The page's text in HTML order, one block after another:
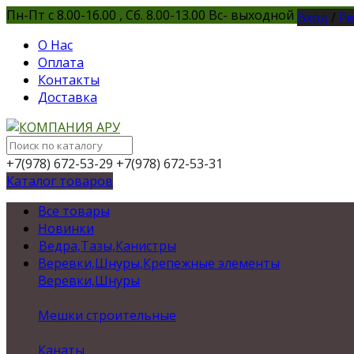
Пн-Пт с 8.00-16.00 , Сб. 8.00-13.00 Вс- выходной Вход /
О Нас
Оплата
Контакты
Доставка
+7(978) 672-53-29 +7(978) 672-53-31
Каталог товаров
Все товары
Новинки
Ведра,Тазы,Канистры
Веревки,Шнуры,Крепежные элементы
Веревки,Шнуры
Мешки строительные
Канаты